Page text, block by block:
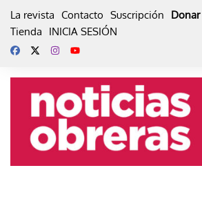
La revista Contacto Suscripción Donar
Tienda
INICIA SESIÓN